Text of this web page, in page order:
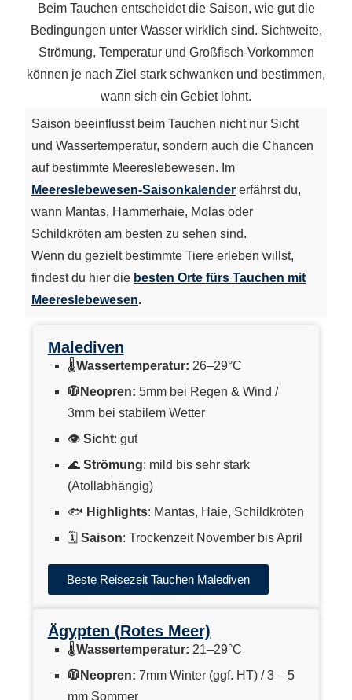
Beim Tauchen entscheidet die Saison, wie gut die
Bedingungen unter Wasser wirklich sind. Sichtweite,
Strömung, Temperatur und Großfisch-Vorkommen
können je nach Ziel stark schwanken und bestimmen,
wann sich ein Gebiet lohnt.
Saison beeinflusst beim Tauchen nicht nur Sicht
und Wasser­temperatur, sondern auch die Chancen
auf bestimmte Meereslebewesen. Im
Meereslebewesen-Saisonkalender erfährst du,
wann Mantas, Hammerhaie, Molas oder
Schildkröten am besten zu sehen sind.
Wenn du gezielt bestimmte Tiere erleben willst,
findest du hier die besten Orte fürs Tauchen mit
Meereslebewesen.
Malediven
🌡Wassertemperatur: 26–29°C
🧥Neopren: 5mm bei Regen & Wind /
3mm bei stabilem Wetter
👁 Sicht: gut
🌊 Strömung: mild bis sehr stark
(Atollabhängig)
🐟 Highlights: Mantas, Haie, Schildkröten
🗓 Saison: Trockenzeit November bis April
Beste Reisezeit Tauchen Malediven
Ägypten (Rotes Meer)
🌡Wassertemperatur: 21–29°C
🧥Neopren: 7mm Winter (ggf. HT) / 3 – 5
mm Sommer